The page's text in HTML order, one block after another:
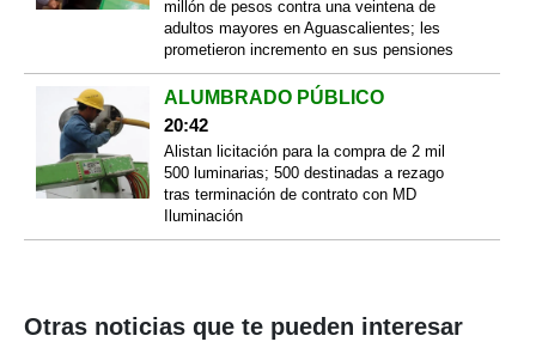
millón de pesos contra una veintena de
adultos mayores en Aguascalientes; les
prometieron incremento en sus pensiones
ALUMBRADO PÚBLICO
20:42
Alistan licitación para la compra de 2 mil
500 luminarias; 500 destinadas a rezago
tras terminación de contrato con MD
Iluminación
Otras noticias que te pueden interesar